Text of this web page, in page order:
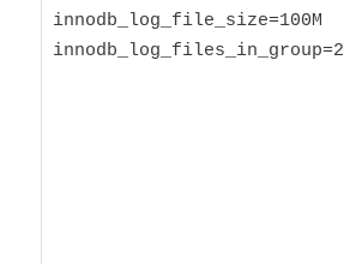
innodb_log_file_size=100M
innodb_log_files_in_group=2